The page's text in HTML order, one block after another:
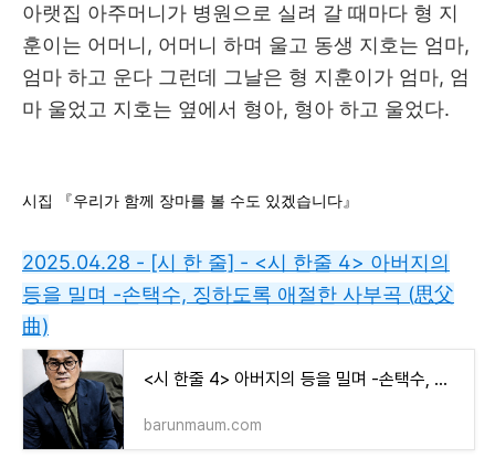
아랫집 아주머니가 병원으로 실려 갈 때마다 형 지
훈이는 어머니, 어머니 하며 울고 동생 지호는 엄마,
엄마 하고 운다 그런데 그날은 형 지훈이가 엄마, 엄
마 울었고 지호는 옆에서 형아, 형아 하고 울었다.
시집 『우리가 함께 장마를 볼 수도 있겠습니다』
2025.04.28 - [시 한 줄] - <시 한줄 4> 아버지의
등을 밀며 -손택수, 징하도록 애절한 사부곡 (思父
曲)
<시 한줄 4> 아버지의 등을 밀며 -손택수, 징하도록 애절한 사부곡 (思父曲)
barunmaum.com